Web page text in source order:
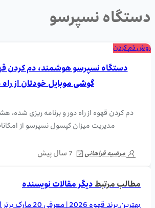
دستگاه نسپرسو
روش دَم کردن
دستگاه نسپرسو هوشمند، دم کردن
گوشی موبایل خودتان از راه
دم کردن قهوه از راه دور و برنامه ریزی شده،
مدیریت میزان کپسول نسپرسو از
مرضیه فراهانی 7 سال پیش
مطالب مرتبطدیگر مقالات نویسنده
بهترین برند قهوه 2026 | معرفی 20 مارک برتر ایرانی و خارجی